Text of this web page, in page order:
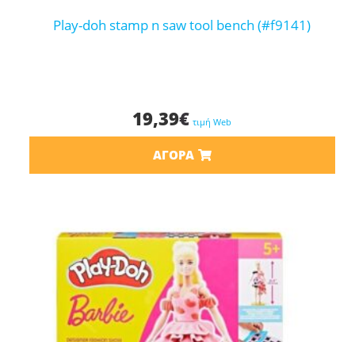
play-doh stamp n saw tool bench (#f9141)
19,39€ τιμή Web
ΑΓΟΡΆ